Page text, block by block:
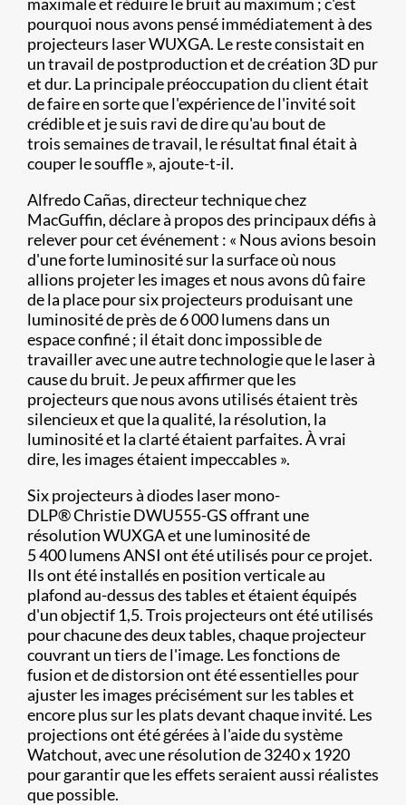
pourquoi nous avons pensé immédiatement à des
projecteurs laser WUXGA. Le reste consistait en
un travail de postproduction et de création 3D pur
et dur. La principale préoccupation du client était
de faire en sorte que l'expérience de l'invité soit
crédible et je suis ravi de dire qu'au bout de
trois semaines de travail, le résultat final était à
couper le souffle », ajoute-t-il.
Alfredo Cañas, directeur technique chez
MacGuffin, déclare à propos des principaux défis à
relever pour cet événement : « Nous avions besoin
d'une forte luminosité sur la surface où nous
allions projeter les images et nous avons dû faire
de la place pour six projecteurs produisant une
luminosité de près de 6 000 lumens dans un
espace confiné ; il était donc impossible de
travailler avec une autre technologie que le laser à
cause du bruit. Je peux affirmer que les
projecteurs que nous avons utilisés étaient très
silencieux et que la qualité, la résolution, la
luminosité et la clarté étaient parfaites. À vrai
dire, les images étaient impeccables ».
Six projecteurs à diodes laser mono-
DLP®Christie DWU555-GS offrant une
résolution WUXGA et une luminosité de
5 400 lumens ANSI ont été utilisés pour ce projet.
Ils ont été installés en position verticale au
plafond au-dessus des tables et étaient équipés
d'un objectif 1,5. Trois projecteurs ont été utilisés
pour chacune des deux tables, chaque projecteur
couvrant un tiers de l'image. Les fonctions de
fusion et de distorsion ont été essentielles pour
ajuster les images précisément sur les tables et
encore plus sur les plats devant chaque invité. Les
projections ont été gérées à l'aide du système
Watchout, avec une résolution de 3240 x 1920
pour garantir que les effets seraient aussi réalistes
que possible.